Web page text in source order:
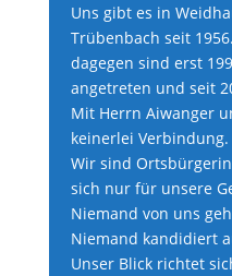
Uns gibt es in
Trübenbach seit
dagegen sind erst
angetreten und seit
Mit Herrn Aiwanger
keinerlei Verbindung.
Wir sind
sich nur für unsere
Niemand von uns
Niemand kandidiert
Unser Blick richtet